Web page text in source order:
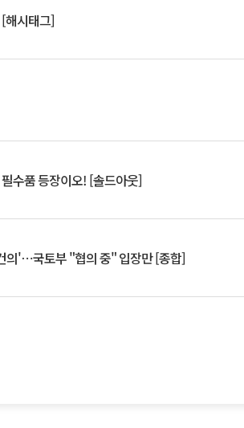
해시태그]
수품 등장이오! [솔드아웃]
의'⋯국토부 "협의 중" 입장만 [종합]